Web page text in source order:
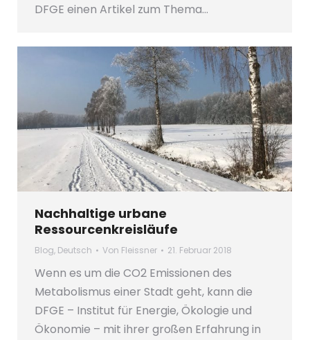
DFGE einen Artikel zum Thema…
Nachhaltige urbane
Ressourcenkreisläufe
Blog, Deutsch Von Fleissner 21. Februar 2018
Wenn es um die CO2 Emissionen des
Metabolismus einer Stadt geht, kann die
DFGE – Institut für Energie, Ökologie und
Ökonomie – mit ihrer großen Erfahrung in